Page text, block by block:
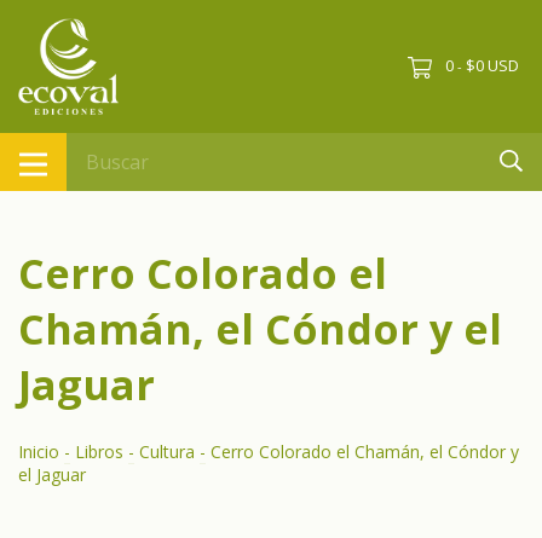
0 - $0 USD
Cerro Colorado el
Chamán, el Cóndor y el
Jaguar
Inicio - Libros - Cultura - Cerro Colorado el Chamán, el Cóndor y
el Jaguar